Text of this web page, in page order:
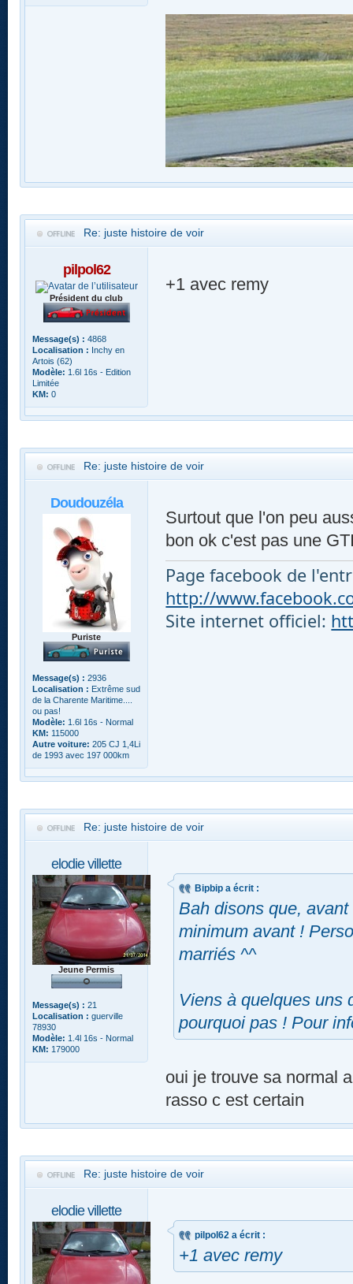
Re: juste histoire de voir
pilpol62
Président du club
Message(s) : 4868
Localisation : Inchy en
Artois (62)
Modèle: 1.6l 16s - Edition
Limitée
KM: 0
+1 avec remy
Re: juste histoire de voir
Doudouzéla
Puriste
Message(s) : 2936
Localisation : Extrême sud
de la Charente Maritime....
ou pas!
Modèle: 1.6l 16s - Normal
KM: 115000
Autre voiture: 205 CJ 1,4Li
de 1993 avec 197 000km
Surtout que l'on peu
bon ok c'est pas une
Page facebook de
http://
Site internet officiel:
Re: juste histoire de voir
elodie villette
Jeune Permis
Message(s) : 21
Localisation : guerville
78930
Modèle: 1.4l 16s - Normal
KM: 179000
Bipbip a écrit :
Bah disons que,
minimum avant !
marriés ^^
Viens à quelques uns
pourquoi pas ! Pour
oui je trouve sa normal
rasso c est certain
Re: juste histoire de voir
elodie villette
pilpol62 a écrit :
+1 avec remy